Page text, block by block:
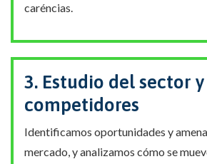
caréncias.
3. Estudio del sector y
competidores
Identificamos oportunidades y
mercado, y analizamos cómo se